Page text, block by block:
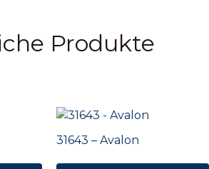
Produkte
31643 – Avalon